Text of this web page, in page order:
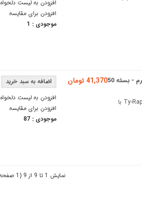
افزودن به لیست دلخواه
افزودن برای مقایسه
موجودی : 1
افزودن به لیست دلخواه
افزودن برای مقایسه
موجودی :87
41,370 تومانبست کمربندی Ty Rap سفید 4x200 میلی متر با تحمل 10 کیلوگرم - بسته 50
بست کمربندی سفید Ty Rap سایز 4x200 میلیمتربست کمربندی سفید Ty-Rap با
نمایش 1 تا 9 از 9 (1 صفحه )